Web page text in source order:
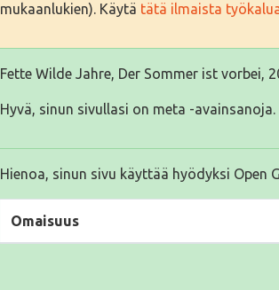
mukaanlukien). Käytä tätä ilmaista
Fette Wilde Jahre, Der Sommer ist vorbei,
Hyvä, sinun sivullasi on meta -avainsanoja.
Hienoa, sinun sivu käyttää hyödyksi Open
Omaisuus